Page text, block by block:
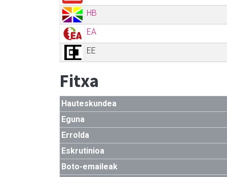
HB
EA
EE
Fitxa
Hauteskundea
Eguna
Errolda
Eskrutinioa
Boto-emaileak